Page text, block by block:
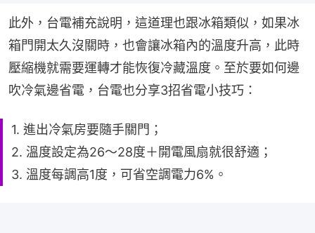
此外，台電補充說明，這道理也跟冰箱類似，如果冰
箱門開太久沒關時，也會讓冰箱內的溫度升高，此時
壓縮機就需要運轉才能恢復冷藏溫度。至於要如何邊
吹冷氣邊省電，台電也分享3招省電小技巧：
1. 進出冷氣房要隨手關門；
2. 溫度設定為26～28度＋開電風扇就很舒適；
3. 溫度每調高1度，可省空調電力6%。